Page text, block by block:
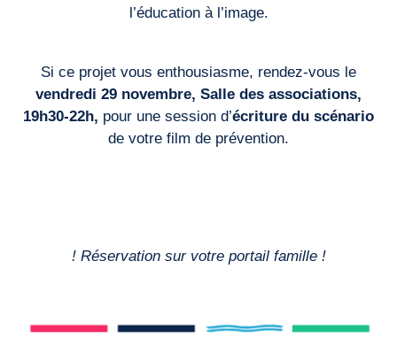
l’éducation à l’image.
Si ce projet vous enthousiasme, rendez-vous le
vendredi 29 novembre, Salle des associations,
19h30-22h, pour une session d’écriture du scénario
de votre film de prévention.
! Réservation sur votre portail famille !